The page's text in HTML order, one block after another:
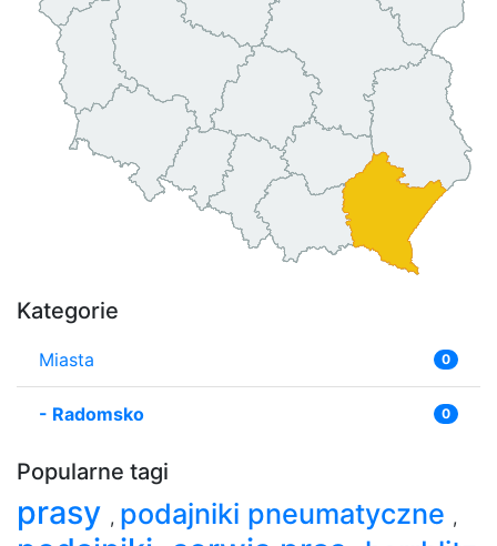
Kategorie
Miasta 0
- Radomsko 0
Popularne tagi
prasy , podajniki pneumatyczne ,